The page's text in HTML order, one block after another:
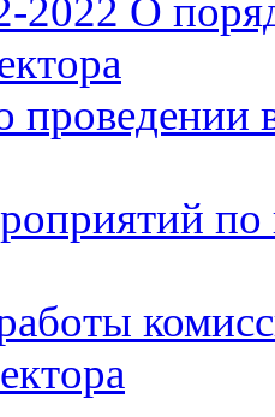
2022 О
проведении